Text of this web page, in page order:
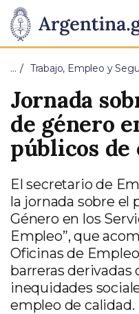
Presidencia
de
la
Nación
Pasar al contenido
… Trabajo, Empleo y
Jornada
de género
públicos de
El secretario de
la jornada sobre el
Género en los
Empleo”, que
Oficinas de
barreras derivadas
inequidades
empleo de calidad.